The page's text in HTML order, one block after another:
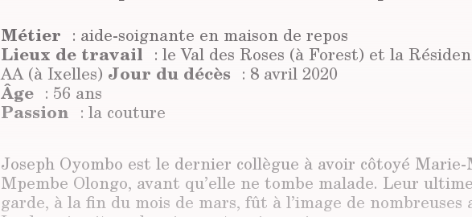
Métier : aide-soignante en maison de repos
Lieux de travail : le Val des Roses (à Forest) et la
AA (à Ixelles) Jour du décès : 8 avril 2020
Âge : 56 ans
Passion : la couture
Joseph Oyombo est le dernier collègue à avoir côtoyé
Mpembe Olongo, avant qu’elle ne tombe malade. Leur
garde, à la fin du mois de mars, fût à l’image de nombreuses